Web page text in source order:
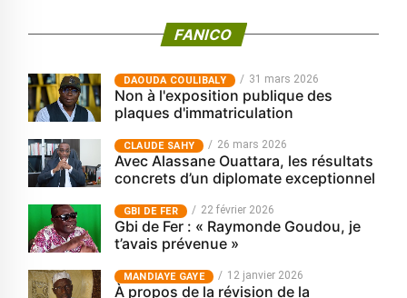
FANICO
‎DAOUDA COULIBALY 31 mars 2026
Non à l'exposition publique des
plaques d'immatriculation
CLAUDE SAHY 26 mars 2026
Avec Alassane Ouattara, les résultats
concrets d’un diplomate exceptionnel
GBI DE FER 22 février 2026
Gbi de Fer : « Raymonde Goudou, je
t’avais prévenue »
MANDIAYE GAYE 12 janvier 2026
À propos de la révision de la